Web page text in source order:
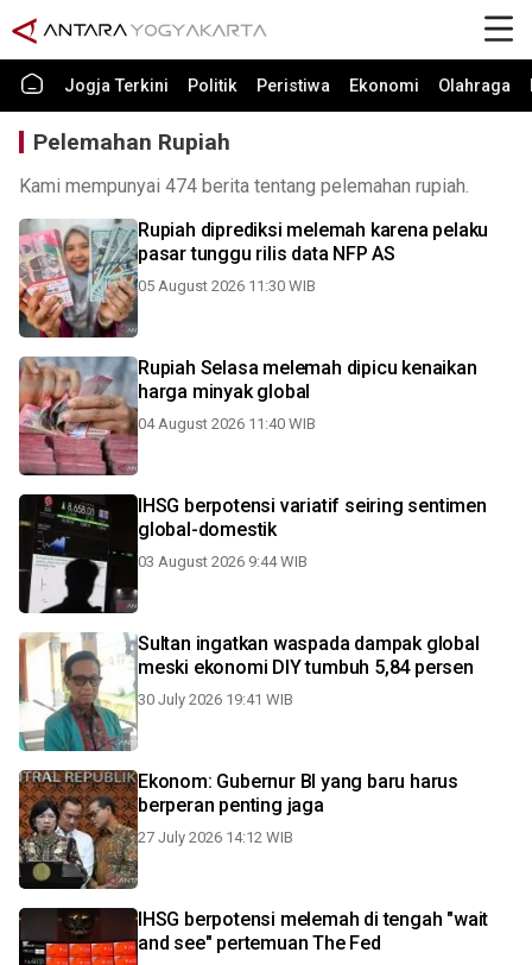
Jogja Terkini Politik Peristiwa Ekonomi Olahraga
Pelemahan Rupiah
Kami mempunyai 474 berita tentang pelemahan rupiah.
Rupiah diprediksi melemah karena pelaku
pasar tunggu rilis data NFP AS
05 August 2026 11:30 WIB
Rupiah Selasa melemah dipicu kenaikan
harga minyak global
04 August 2026 11:40 WIB
IHSG berpotensi variatif seiring sentimen
global-domestik
03 August 2026 9:44 WIB
Sultan ingatkan waspada dampak global
meski ekonomi DIY tumbuh 5,84 persen
30 July 2026 19:41 WIB
Ekonom: Gubernur BI yang baru harus
berperan penting jaga
27 July 2026 14:12 WIB
IHSG berpotensi melemah di tengah "wait
and see" pertemuan The Fed